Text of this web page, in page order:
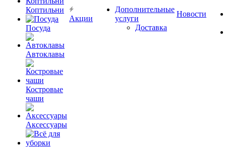
Коптильни
Посуда
Автоклавы
Костровые
чаши
Аксессуары
Акции
Дополнительные
услуги
Доставка
Новости